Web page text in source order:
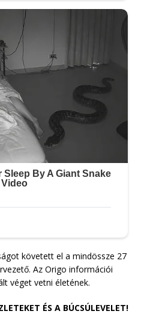
követett el a mindössze 27
Az Origo információi
véget vetni életének.
ÉS A BÚCSÚLEVELET!